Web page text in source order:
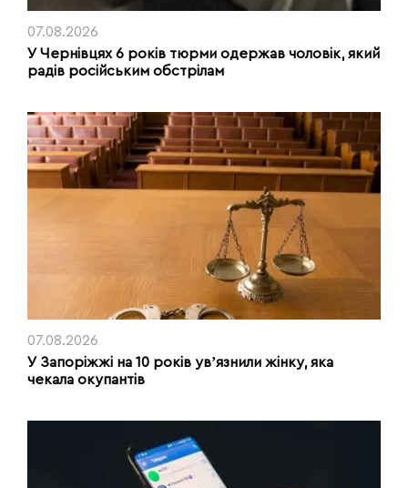
07.08.2026
У Чернівцях 6 років тюрми одержав чоловік, який
радів російським обстрілам
07.08.2026
У Запоріжжі на 10 років увʼязнили жінку, яка
чекала окупантів